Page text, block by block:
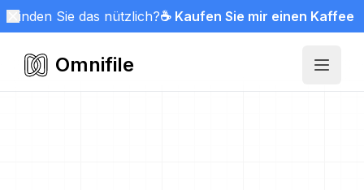
Finden Sie das nützlich?☕ Kaufen Sie mir einen Kaffee
Omnifile